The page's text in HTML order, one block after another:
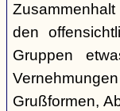
den
Gruppen
Grußformen,